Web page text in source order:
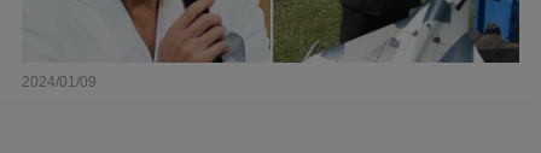
2024/01/09